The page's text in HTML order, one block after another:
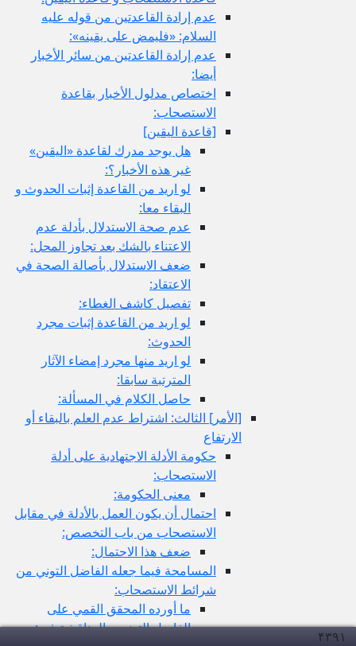
عدم إرادة القاعدتين من قوله عليه
السلام: «فليمض على يقينه»:
عدم إرادة القاعدتين من سائر الأخبار
أيضا:
اختصاص مدلول الأخبار بقاعدة
الاستصحاب:
[قاعدة اليقين‏]
هل يوجد مدرك لقاعدة «اليقين»
غير هذه الأخبار؟:
لو اريد من القاعدة إثبات الحدوث و
البقاء معا:
عدم صحة الاستدلال بأدلة عدم
الاعتناء بالشك بعد تجاوز المحل:
ضعف الاستدلال بأصالة الصحة في
الاعتقاد:
تفصيل كاشف الغطاء:
لو اريد من القاعدة إثبات مجرد
الحدوث:
لو اريد منها مجرد إمضاء الآثار
المترتبة سابقا:
حاصل الكلام في المسألة:
[الأمر] الثالث: اشتراط عدم العلم بالبقاء أو
الارتفاع
حكومة الأدلة الاجتهادية على أدلة
الاستصحاب:
معنى الحكومة:
احتمال أن يكون العمل بالأدلة في مقابل
الاستصحاب من باب التخصص:
ضعف هذا الاحتمال:
المسامحة فيما جعله الفاضل التوني من
شرائط الاستصحاب:
ما أورده المحقق القمي على
الفاضل التوني و المناقشة فيه:
۴۳۹۱